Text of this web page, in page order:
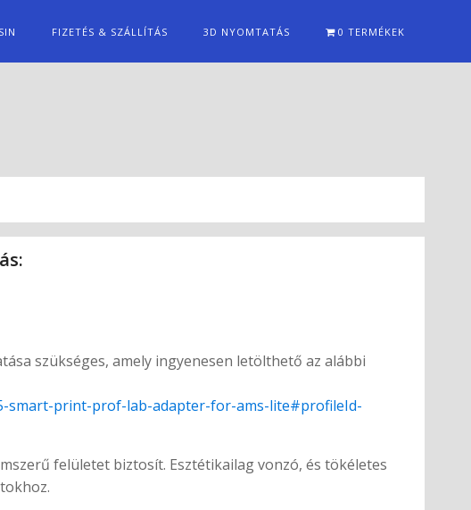
FIZETÉS & SZÁLLÍTÁS 3D NYOMTATÁS 0 TERMÉKEK
szükséges, amely ingyenesen letölthető az alábbi
smart-print-prof-lab-adapter-for-ams-lite#profileId-
felületet biztosít. Esztétikailag vonzó, és tökéletes